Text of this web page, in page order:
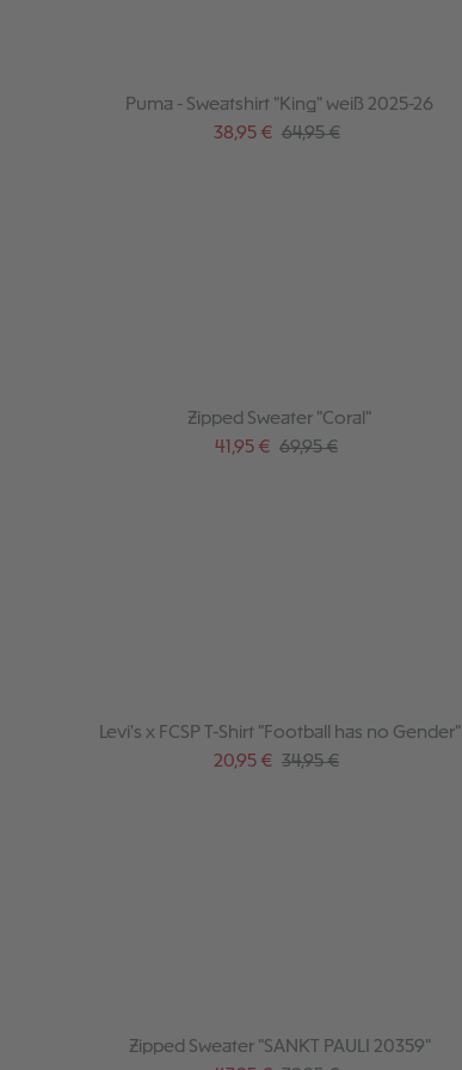
Puma - Sweatshirt "King" weiß 2025-26
Verkaufspreis:
38,95 € Regulärer Preis:
64,95 €
Zipped Sweater "Coral"
Verkaufspreis:
41,95 € Regulärer Preis:
69,95 €
Levi's x FCSP T-Shirt "Football has no Gender"
Verkaufspreis:
20,95 € Regulärer Preis:
34,95 €
Zipped Sweater "SANKT PAULI 20359"